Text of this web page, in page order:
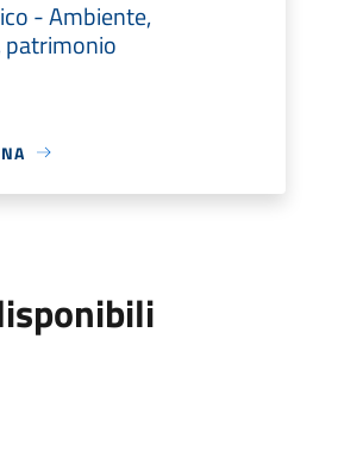
- Ambiente,
patrimonio